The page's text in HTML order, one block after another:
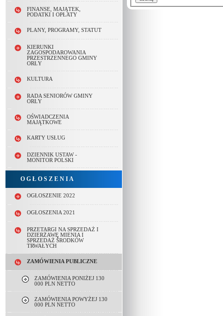
FINANSE, MAJĄTEK,
PODATKI I OPŁATY
PLANY, PROGRAMY, STATUT
KIERUNKI
ZAGOSPODAROWANIA
PRZESTRZENNEGO GMINY
ORŁY
KULTURA
RADA SENIORÓW GMINY
ORŁY
OŚWIADCZENIA
MAJĄTKOWE
KARTY USŁUG
DZIENNIK USTAW -
MONITOR POLSKI
O G Ł O S Z E N I A
OGŁOSZENIE 2022
OGŁOSZENIA 2021
PRZETARGI NA SPRZEDAŻ I
DZIERŻAWĘ MIENIA I
SPRZEDAŻ ŚRODKÓW
TRWAŁYCH
ZAMÓWIENIA PUBLICZNE
ZAMÓWIENIA PONIŻEJ 130
000 PLN NETTO
ZAMÓWIENIA POWYŻEJ 130
000 PLN NETTO